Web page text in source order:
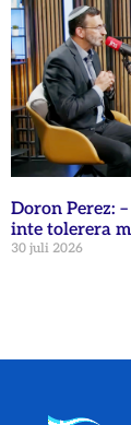
Doron Perez:
inte tolerera
30 juli 2026